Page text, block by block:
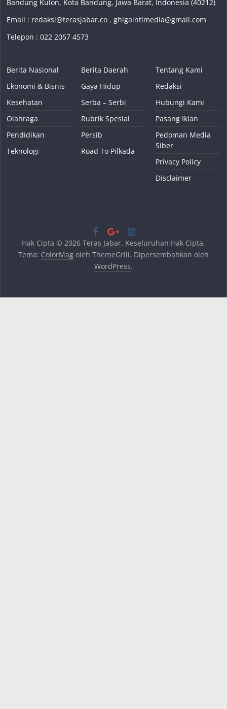
Bandung Kulon, Kota Bandung, Jawa Barat, Indonesia (40212)
Email : redaksi@terasjabar.co ,ghigaintimedia@gmail.com
Telepon : 022 2057 4573
Berita Nasional
Ekonomi & Bisnis
Kesehatan
Olahraga
Pendidikan
Teknologi
Berita Daerah
Gaya Hidup
Serba – Serbi
Rubrik Spesial
Persib
Road To Pilkada
Tentang Kami
Redaksi
Hubungi Kami
Pasang Iklan
Pedoman Media
Siber
Privacy Policy
Disclaimer
Hak Cipta © 2026 Teras Jabar. Keseluruhan Hak Cipta.
Tema: ColorMagoleh ThemeGrill. Dipersembahkan oleh
WordPress.